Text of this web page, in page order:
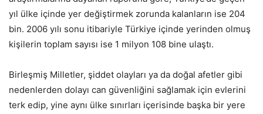
yıl ülke içinde yer değiştirmek zorunda kalanların ise 204
bin. 2006 yılı sonu itibariyle Türkiye içinde yerinden olmuş
kişilerin toplam sayısı ise 1 milyon 108 bine ulaştı.
Birleşmiş Milletler, şiddet olayları ya da doğal afetler gibi
nedenlerden dolayı can güvenliğini sağlamak için evlerini
terk edip, yine aynı ülke sınırları içerisinde başka bir yere